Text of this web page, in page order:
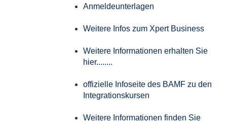
Anmeldeunterlagen
Weitere Infos zum Xpert Business
Weitere Informationen erhalten Sie
hier........
offizielle Infoseite des BAMF zu den
Integrationskursen
Weitere Informationen finden Sie